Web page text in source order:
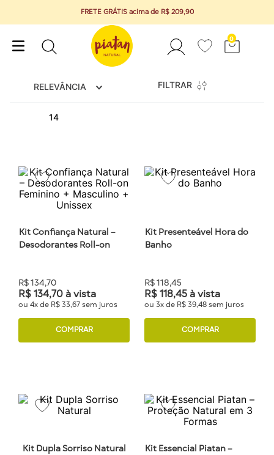
FRETE GRÁTIS acima de R$ 209,90
0
RELEVÂNCIA FILTRAR
14
Kit Confiança Natural –
Desodorantes Roll-on
R$134,70
R$134,70à vista
ou 4x de R$33,67sem juros
COMPRAR
Kit Presenteável Hora do
Banho
R$118,45
R$118,45à vista
ou 3x de R$39,48sem juros
COMPRAR
Kit Dupla Sorriso Natural
Kit Essencial Piatan –